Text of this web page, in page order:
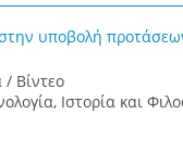
υποβολή
/ Βίντεο
Ιστορία και